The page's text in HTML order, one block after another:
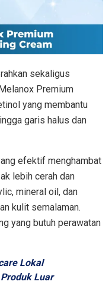
sekaligus
Premium
yang membantu
garis halus dan
efektif menghambat
lebih cerah dan
mineral oil, dan
kulit semalaman.
yang butuh perawatan
Lokal
Luar